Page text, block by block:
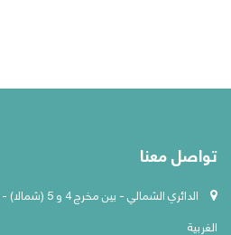
تواصل معنا
الدائري
الغربية